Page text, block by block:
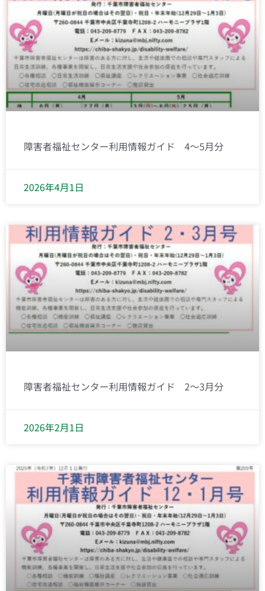
障害者福祉センター利用情報ガイド 4～5月分
2026年4月1日
障害者福祉センター利用情報ガイド 2～3月分
2026年2月1日